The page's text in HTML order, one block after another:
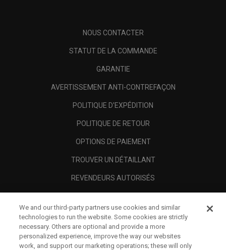
NOUS CONTACTER
STATUT DE LA COMMANDE
GARANTIE
AVERTISSEMENT ANTI-CONTREFAÇON
POLITIQUE D'EXPÉDITION
POLITIQUE DE RETOUR
OPTIONS DE PAIEMENT
TROUVER UN DÉTAILLANT
REVENDEURS AUTORISÉS
A PROPOS
MENTIONS LÉGALES
We and our third-party partners use cookies and similar
technologies to run the website. Some cookies are strictly
necessary. Others are optional and provide a more
personalized experience, improve the way our websites
work, and support our marketing operations; these will only